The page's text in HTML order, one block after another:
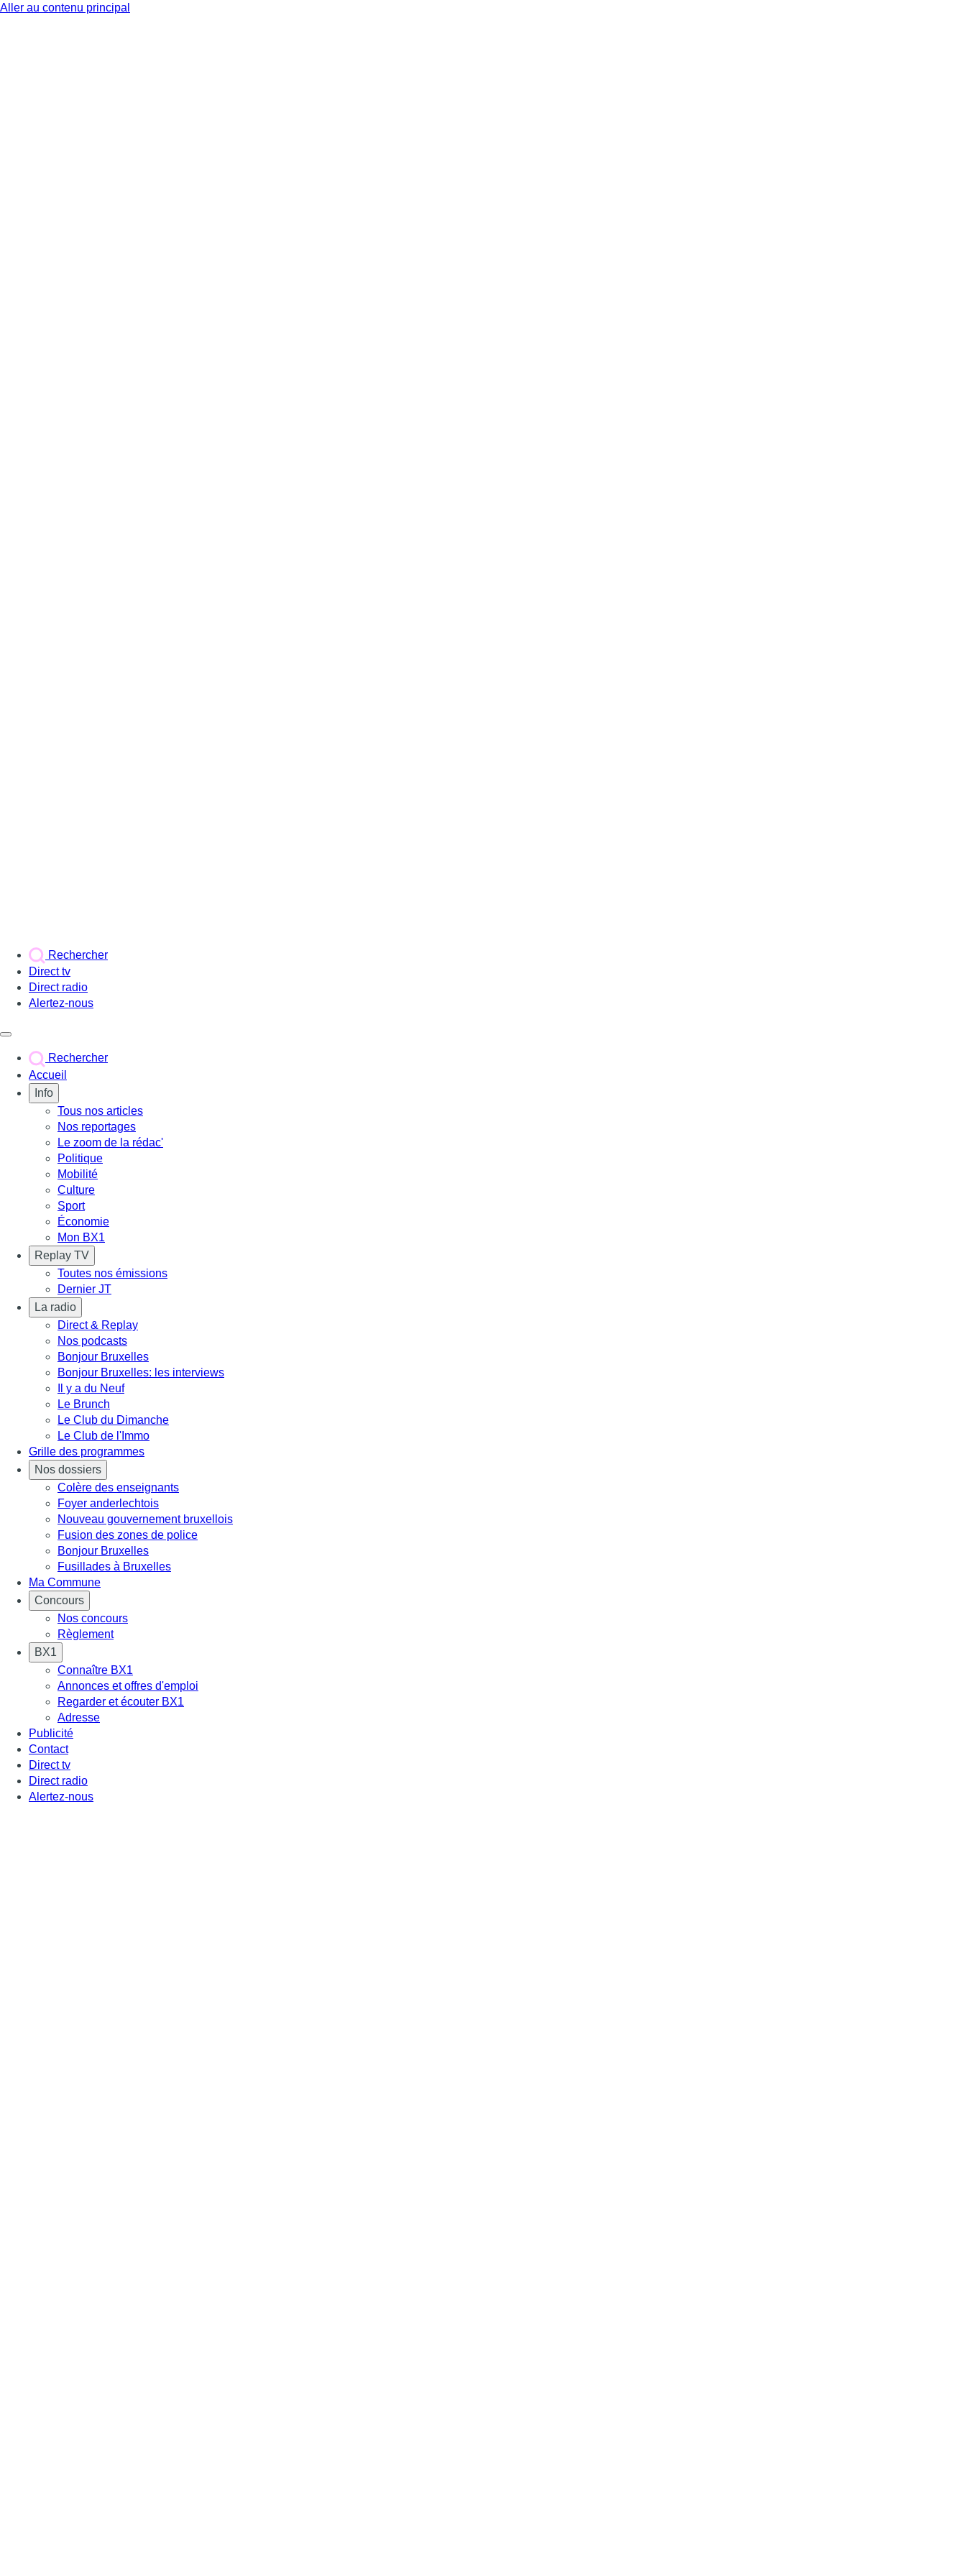
Aller au contenu principal
Rechercher
Direct tv
Direct radio
Alertez-nous
Rechercher
Accueil
Info
Tous nos articles
Nos reportages
Le zoom de la rédac'
Politique
Mobilité
Culture
Sport
Économie
Mon BX1
Replay TV
Toutes nos émissions
Dernier JT
La radio
Direct & Replay
Nos podcasts
Bonjour Bruxelles
Bonjour Bruxelles: les interviews
Il y a du Neuf
Le Brunch
Le Club du Dimanche
Le Club de l'Immo
Grille des programmes
Nos dossiers
Colère des enseignants
Foyer anderlechtois
Nouveau gouvernement bruxellois
Fusion des zones de police
Bonjour Bruxelles
Fusillades à Bruxelles
Ma Commune
Concours
Nos concours
Règlement
BX1
Connaître BX1
Annonces et offres d'emploi
Regarder et écouter BX1
Adresse
Publicité
Contact
Direct tv
Direct radio
Alertez-nous